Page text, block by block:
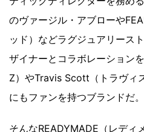
のヴァージル・アブローや
ッド）などラグジュアリース
ザイナーとコラボレーション
Z）やTravis Scott（トラヴィ
にもファンを持つブランドだ。
そんなREADYMADE（レディ